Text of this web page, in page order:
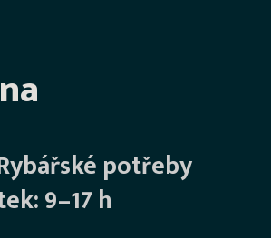
potřeby
9–17 h